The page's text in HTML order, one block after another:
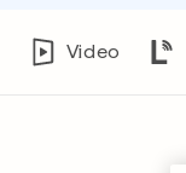
Video